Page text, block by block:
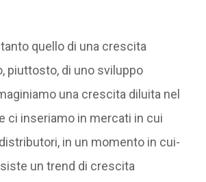
tanto quello di una crescita
piuttosto, di uno sviluppo
una crescita diluita nel
ci inseriamo in mercati in cui
in un momento in cui-
un trend di crescita